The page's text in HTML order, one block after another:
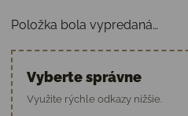
Položka bola vypredaná…
Vyberte správne
Využite rýchle odkazy nižšie.